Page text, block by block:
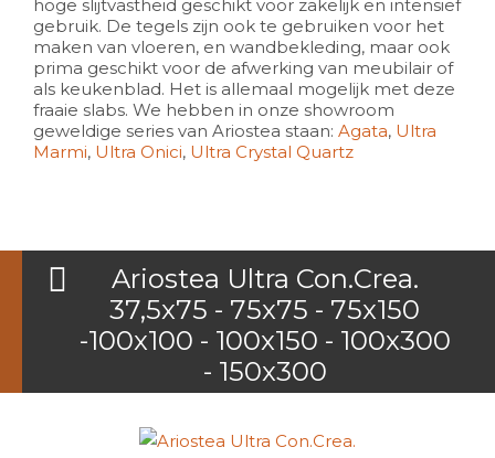
hoge slijtvastheid geschikt voor zakelijk en intensief
gebruik. De tegels zijn ook te gebruiken voor het
maken van vloeren, en wandbekleding, maar ook
prima geschikt voor de afwerking van meubilair of
als keukenblad. Het is allemaal mogelijk met deze
fraaie slabs. We hebben in onze showroom
geweldige series van Ariostea staan: Agata, Ultra
Marmi, Ultra Onici, Ultra Crystal Quartz
Ariostea Ultra Con.Crea.
37,5x75 - 75x75 - 75x150
-100x100 - 100x150 - 100x300
- 150x300